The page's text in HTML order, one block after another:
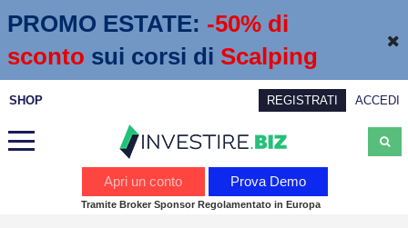
PROMO ESTATE: -50% di
sconto sui corsi di Scalping
SHOP REGISTRATI ACCEDI
Apri un conto Prova Demo
Tramite Broker Sponsor Regolamentato in Europa